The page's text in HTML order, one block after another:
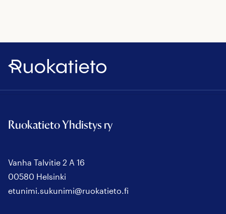
Ruokatieto
Ruokatieto Yhdistys ry
Vanha Talvitie 2 A 16
00580 Helsinki
etunimi.sukunimi@ruokatieto.fi